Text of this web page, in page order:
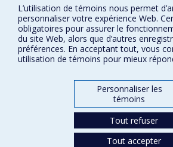
communication, les technologies,
sécurité
Accessibilité
FACULTÉ DES ARTS ET DES SCIENCES
Nos départements et écoles
Nos centres d'études
L’utilisation de témoins nous permet
personnaliser votre expérience Web.
obligatoires pour assurer le
du site Web, alors que d’autres
préférences. En acceptant tout, vous
utilisation de témoins pour mieux
Personnaliser les
témoins
Tout refuser
Tout accepter